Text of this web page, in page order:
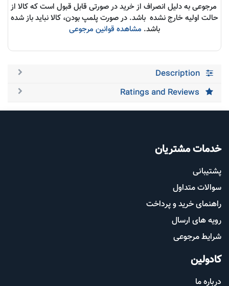
مرجوعی به دلیل انصراف از خرید در صورتی قابل قبول است که کالا از
حالت اولیه خارج نشده باشد. در صورت پلمپ بودن، کالا نباید باز شده
باشد. مشاهده قوانین مرجوعی
Description
Ratings and Reviews
خدمات مشتریان
پشتیب​​انی
سوالات متداول
راهنمای خرید و پرداخت
رویه های ارسال
شرایط مرجوعی
کادولین
درباره ما